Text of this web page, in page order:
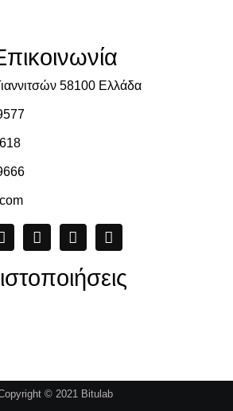
58100 Ελλάδα
© 2021 Bitulab